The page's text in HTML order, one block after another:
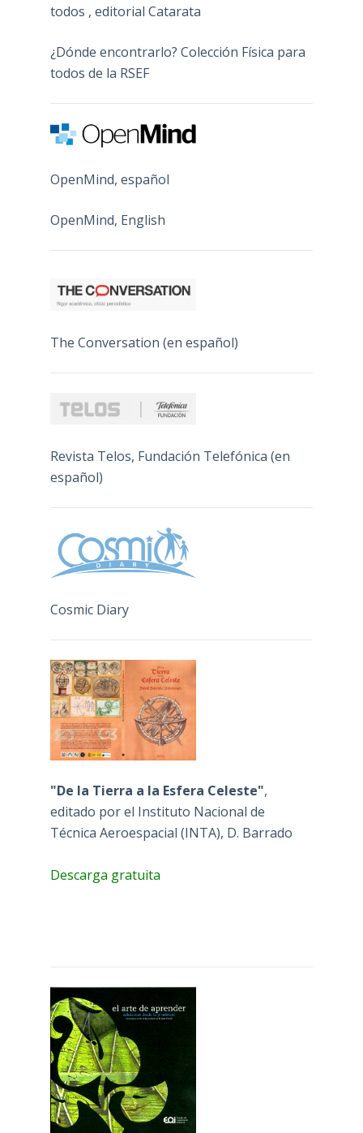
todos , editorial Catarata
¿Dónde encontrarlo? Colección Física para
todos de la RSEF
OpenMind, español
OpenMind, English
The Conversation (en español)
Revista Telos, Fundación Telefónica (en
español)
Cosmic Diary
"De la Tierra a la Esfera Celeste",
editado por el Instituto Nacional de
Técnica Aeroespacial (INTA), D. Barrado
Descarga gratuita